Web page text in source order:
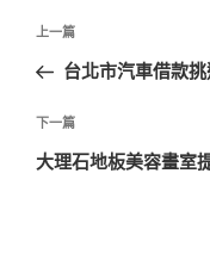
文
導
覽
上
一
文
章
上一篇
台北市汽車借款
下
一
下一篇
大理石地板美容畫室